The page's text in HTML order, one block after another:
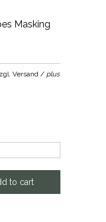
Masking
Versand / plus